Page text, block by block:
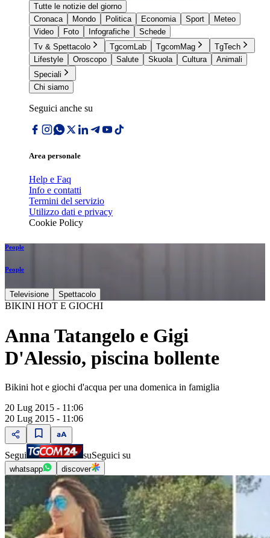
Tutte le notizie del giorno
Cronaca
Mondo Politica Economia Sport
Meteo
Video
Foto Infografiche
Schede
Tv & Spettacolo
TgcomLab TgcomMag
TgTech
Lifestyle
Oroscopo Salute Skuola Cultura
Animali
Speciali
Chi siamo
Seguici anche su
Area personale
Help e Faq
Info e contatti
Termini del servizio
Utilizzo dati e privacy
Cookie Policy
People
People
Televisione Spettacolo
BIKINI HOT E GIOCHI
Anna Tatangelo e Gigi
D'Alessio, piscina bollente
Bikini hot e giochi d'acqua per una domenica in famiglia
20 Lug 2015 - 11:06
20 Lug 2015 - 11:06
Segui suSeguici su
whatsapp discover